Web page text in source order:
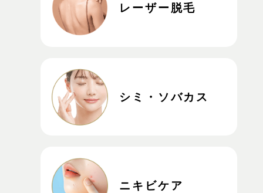
レーザー脱毛
シミ・ソバカス
ニキビケア